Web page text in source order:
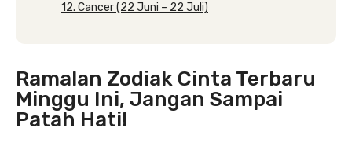
12. Cancer (22 Juni – 22 Juli)
Ramalan Zodiak Cinta Terbaru
Minggu Ini, Jangan Sampai
Patah Hati!